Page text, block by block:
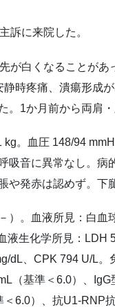
訴に来院した。
が白くなることが
時疼痛、潰瘍形成
。1か月前から両肩
kg。血圧 148/94
吸音に異常なし。
や発赤は認めず。下
）。血液所見：白血
液生化学所見：
dL、CPK 794 U/L
（基準＜6.0）、
6.0）、抗U1-RNP